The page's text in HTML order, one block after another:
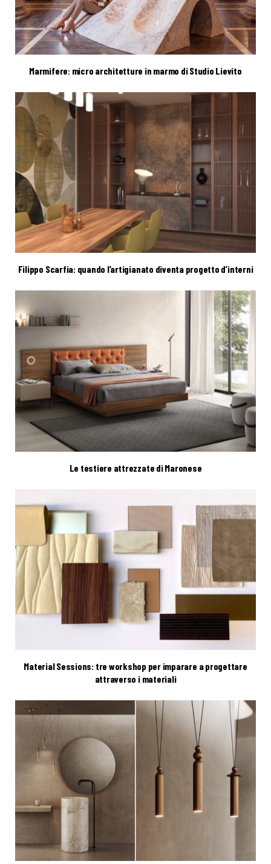
Marmifere: micro architetture in marmo di Studio Lievito
Filippo Scarfia: quando l’artigianato diventa progetto d’interni
Le testiere attrezzate di Maronese
Material Sessions: tre workshop per imparare a progettare
attraverso i materiali